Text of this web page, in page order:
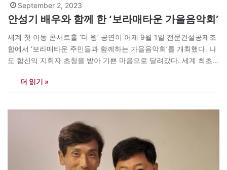
September 2, 2023
안성기 배우와 함께 한 ‘보라매타운 가을음악회’
세계 첫 이동 콘서트홀 ‘더 윙’ 공연이 어제 9월 1일 전문건설공제조
합에서 ‘보라매타운 주민들과 함께하는 가을음악회’를 개최했다. 나
도 함신익 지휘자 초청을 받아 기쁜 마음으로 달려갔다. 세계 최초로
이다. 어제가 바로 그 첫날이다. 함신익 지휘가 초청으로 영화배우
안성기 선배님과 함께 커팅의…
더 읽기 »